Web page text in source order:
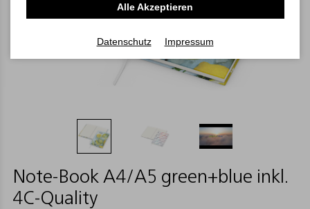
Note-Book A4/A5 green+blue inkl.
4C-Quality
Alle Akzeptieren
Datenschutz Impressum